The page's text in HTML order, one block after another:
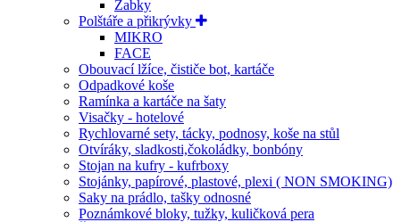
Žabky
Polštáře a přikrývky
MIKRO
FACE
Obouvací lžíce, čističe bot, kartáče
Odpadkové koše
Ramínka a kartáče na šaty
Visačky - hotelové
Rychlovarné sety, tácky, podnosy, koše na stůl
Otvíráky, sladkosti,čokoládky, bonbóny
Stojan na kufry - kufrboxy
Stojánky, papírové, plastové, plexi ( NON SMOKING)
Saky na prádlo, tašky odnosné
Poznámkové bloky, tužky, kuličková pera